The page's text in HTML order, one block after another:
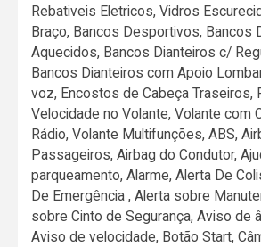
Rebativeis Eletricos, Vidros
Braço, Bancos Desportivos, Bancos
Aquecidos, Bancos Dianteiros c/
Bancos Dianteiros com Apoio
voz, Encostos de Cabeça Traseiros,
Velocidade no Volante, Volante com
Rádio, Volante Multifunções, ABS,
Passageiros, Airbag do Condutor,
parqueamento, Alarme, Alerta De
De Emergência , Alerta sobre
sobre Cinto de Segurança, Aviso de
Aviso de velocidade, Botão Start,